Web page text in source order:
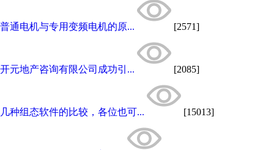
普通电机与专用变频电机的原... [2571]
开元地产咨询有限公司成功引... [2085]
几种组态软件的比较，各位也可... [15013]